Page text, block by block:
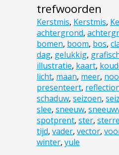
trefwoorden
Kerstmis, Kerstmis,
achtergrond,
bomen, boom, bos,
dag, gelukkig,
illustratie, kaart,
licht, maan, meer,
presenteert,
schaduw, seizoen,
slee, sneeuw,
spotprent, ster,
tijd, vader, vector,
winter, yule